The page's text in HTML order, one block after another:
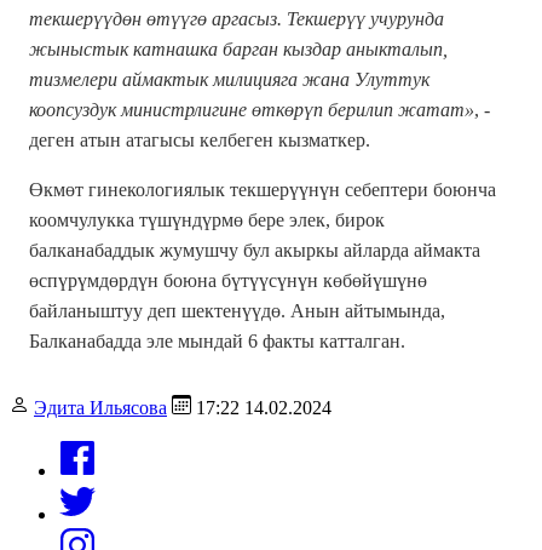
текшерүүдөн өтүүгө аргасыз. Текшерүү учурунда
жыныстык катнашка барган кыздар аныкталып,
тизмелери аймактык милицияга жана Улуттук
коопсуздук министрлигине өткөрүп берилип жатат», -
деген атын атагысы келбеген кызматкер.
Өкмөт гинекологиялык текшерүүнүн себептери боюнча
коомчулукка түшүндүрмө бере элек, бирок
балканабаддык жумушчу бул акыркы айларда аймакта
өспүрүмдөрдүн боюна бүтүүсүнүн көбөйүшүнө
байланыштуу деп шектенүүдө. Анын айтымында,
Балканабадда эле мындай 6 факты катталган.
Эдита Ильясова 17:22 14.02.2024